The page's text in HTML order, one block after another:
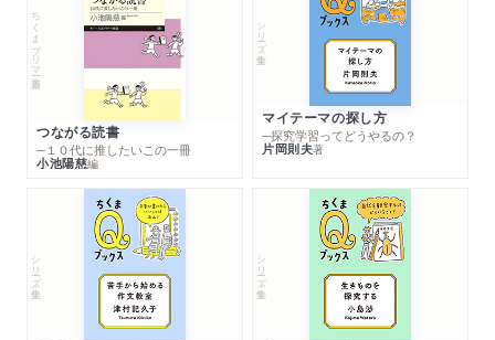
ちくまプリマー新書
つながる読書
─１０代に推したいこの一冊
小池陽慈編
シリーズ・全集
マイテーマの探し方
─探究学習ってどうやるの？
片岡則夫著
シリーズ・全集 シリーズ・全集